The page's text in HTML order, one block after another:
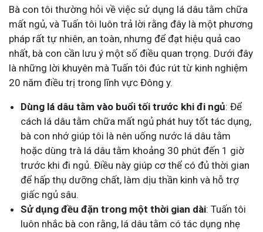
Bà con tôi thường hỏi về việc sử dụng lá dâu tằm chữa
mất ngủ, và Tuấn tôi luôn trả lời rằng đây là một phương
pháp rất tự nhiên, an toàn, nhưng để đạt hiệu quả cao
nhất, bà con cần lưu ý một số điều quan trọng. Dưới đây
là những lời khuyên mà Tuấn tôi đúc rút từ kinh nghiệm
20 năm điều trị trong lĩnh vực Đông y.
Dùng lá dâu tằm vào buổi tối trước khi đi ngủ: Để
cách lá dâu tằm chữa mất ngủ phát huy tốt tác dụng,
bà con nhớ giúp tôi là nên uống nước lá dâu tằm
hoặc dùng trà lá dâu tằm khoảng 30 phút đến 1 giờ
trước khi đi ngủ. Điều này giúp cơ thể có đủ thời gian
để hấp thụ dưỡng chất, làm dịu thần kinh và hỗ trợ
giấc ngủ sâu.
Sử dụng đều đặn trong một thời gian dài: Tuấn tôi
luôn nhắc bà con rằng, lá dâu tằm có tác dụng nhẹ